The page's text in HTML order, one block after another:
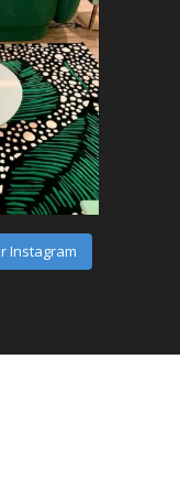
Instagram